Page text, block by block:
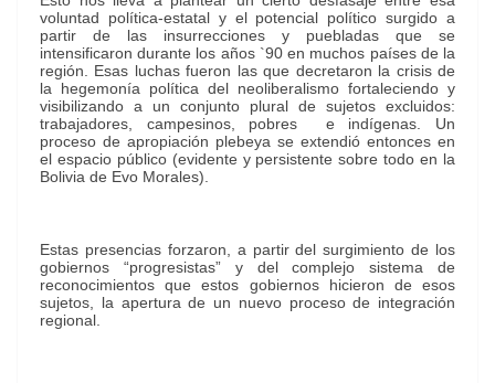
voluntad política-estatal y el potencial político surgido a
partir de las insurrecciones y puebladas que se
intensificaron durante los años `90 en muchos países de la
región. Esas luchas fueron las que decretaron la crisis de
la hegemonía política del neoliberalismo fortaleciendo y
visibilizando a un conjunto plural de sujetos excluidos:
trabajadores, campesinos, pobres e indígenas. Un
proceso de apropiación plebeya se extendió entonces en
el espacio público (evidente y persistente sobre todo en la
Bolivia de Evo Morales).
Estas presencias forzaron, a partir del surgimiento de los
gobiernos “progresistas” y del complejo sistema de
reconocimientos que estos gobiernos hicieron de esos
sujetos, la apertura de un nuevo proceso de integración
regional.